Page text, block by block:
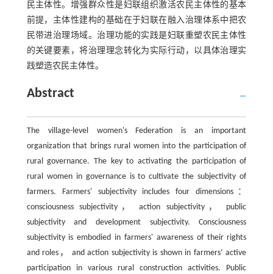
民主体性。增强群众性是妇联组织激活农民主体性的基本
前提，主体性建构的基础在于妇联在融入治理体系中把农
民带进治理场域。治理功能的实践是妇联重塑农民主体性
的关键要素，将治理理念转化为实际行动，以具体治理实
践塑造农民主体性。
Abstract
The village-level women's Federation is an important
organization that brings rural women into the participation of
rural governance. The key to activating the participation of
rural women in governance is to cultivate the subjectivity of
farmers. Farmers' subjectivity includes four dimensions：
consciousness subjectivity， action subjectivity， public
subjectivity and development subjectivity. Consciousness
subjectivity is embodied in farmers' awareness of their rights
and roles， and action subjectivity is shown in farmers’ active
participation in various rural construction activities. Public